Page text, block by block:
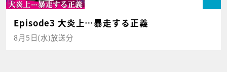
Episode3 大炎上…暴走する正義
8月5日(水)放送分